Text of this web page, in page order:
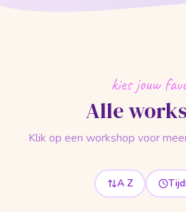
kies jouw
Alle
Klik op een workshop voor
A Z